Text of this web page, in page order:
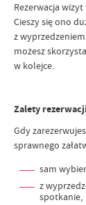
Rezerwacja
Cieszy się ono
z
możesz
w kolejce.
Zalety
Gdy
sprawnego
sam
z
spotkanie,